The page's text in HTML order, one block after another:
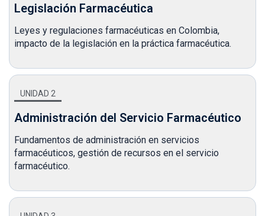
Legislación Farmacéutica
Leyes y regulaciones farmacéuticas en Colombia,
impacto de la legislación en la práctica farmacéutica.
UNIDAD 2
Administración del Servicio Farmacéutico
Fundamentos de administración en servicios
farmacéuticos, gestión de recursos en el servicio
farmacéutico.